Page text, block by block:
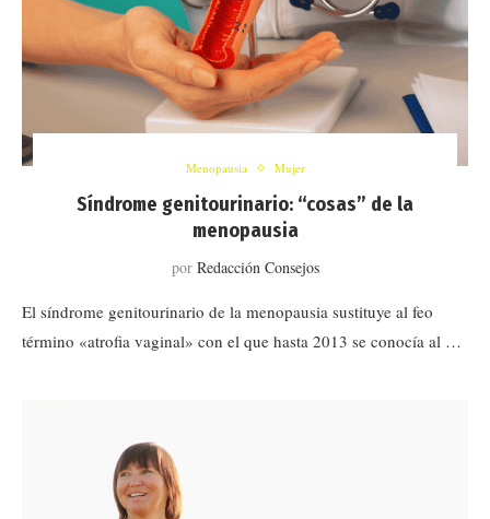
Menopausia Mujer
Síndrome genitourinario: “cosas” de la
menopausia
por Redacción Consejos
El síndrome genitourinario de la menopausia sustituye al feo
término «atrofia vaginal» con el que hasta 2013 se conocía al …